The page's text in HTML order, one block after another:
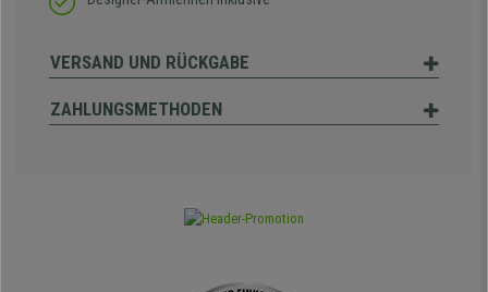
VERSAND UND RÜCKGABE
ZAHLUNGSMETHODEN